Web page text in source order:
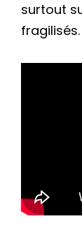
surtout
fragilisés.